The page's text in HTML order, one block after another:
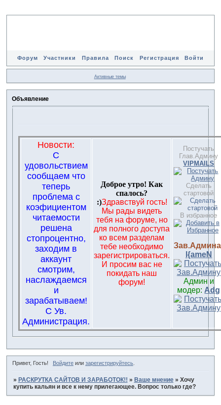
Форум Участники Правила Поиск Регистрация Войти
Активные темы
Объявление
Новости:
С
удовольствием
сообщаем что
теперь
проблема с
коэфициентом
читаемости
решена
стопроцентно,
заходим в
аккаунт
смотрим,
наслаждаемся
и
зарабатываем!
С Ув.
Администрация.
Доброе утро! Как
спалось?
:)Здравствуй гость!
Мы рады видеть
тебя на форуме, но
для полного доступа
ко всем разделам
тебе необходимо
зарегистрироваться.
И просим вас не
покидать наш
форум!
Постучать
Глав.Админу
VIPMAILS
Сделать
стартовой
В избранное
l{ameN
Админ и
модер: Adg
Привет, Гость! Войдитеили зарегистрируйтесь.
» РАСКРУТКА САЙТОВ И ЗАРАБОТОК!! » Ваше мнение » Хочу
купить кальян и все к нему прилегающее. Вопрос только где?